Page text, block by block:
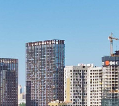
Кладовая номер 129 общей
в ЖК Sydney City.